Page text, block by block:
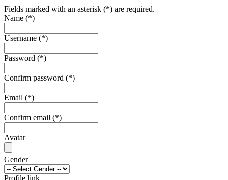
Fields marked with an asterisk (*) are required.
Name (*)
Username (*)
Password (*)
Confirm password (*)
Email (*)
Confirm email (*)
Avatar
Gender
Profile link